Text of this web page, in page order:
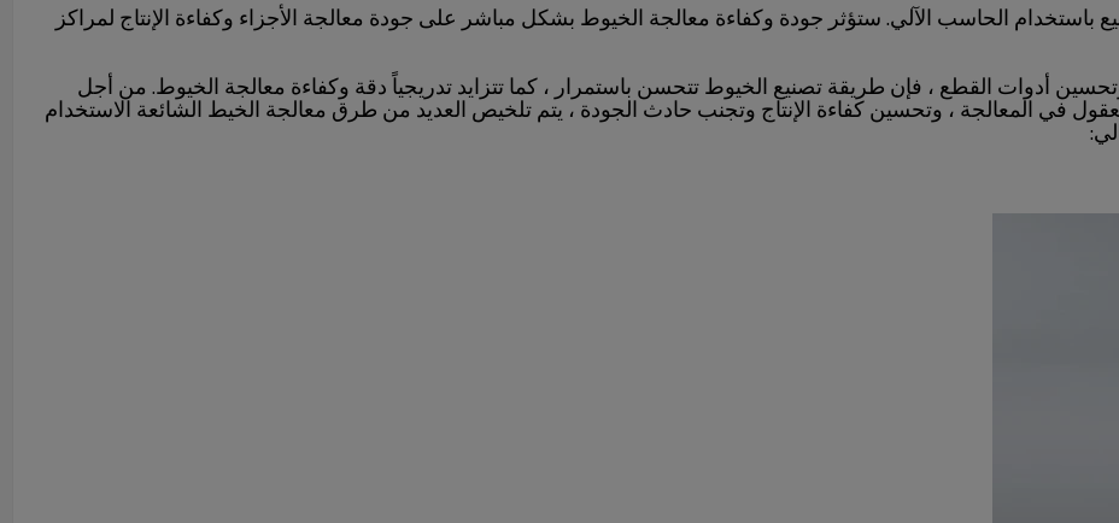
الحاسب الآلي. ستؤثر جودة وكفاءة معالجة الخيوط بشكل مباشر على جودة معالجة الأجزاء وكفاءة الإنتاج لمراكز
أدوات القطع ، فإن طريقة تصنيع الخيوط تتحسن باستمرار ، كما تتزايد تدريجياً دقة وكفاءة معالجة الخيوط. من أجل
في المعالجة ، وتحسين كفاءة الإنتاج وتجنب حادث الجودة ، يتم تلخيص العديد من طرق معالجة الخيط الشائعة الاستخدام